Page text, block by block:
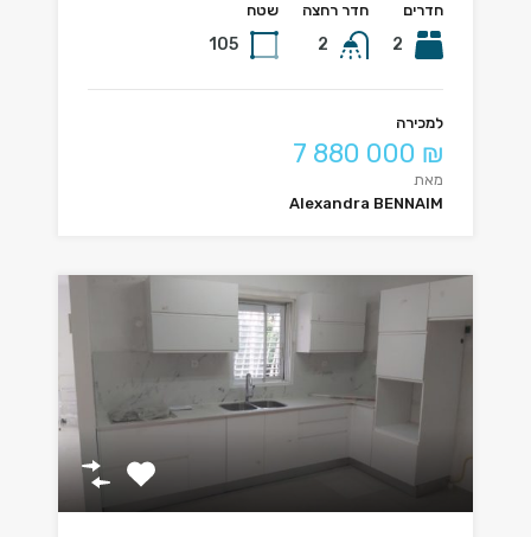
חדרים
2
חדר רחצה
2
שטח
105
למכירה
7 880 000 ₪
מאת
Alexandra BENNAIM